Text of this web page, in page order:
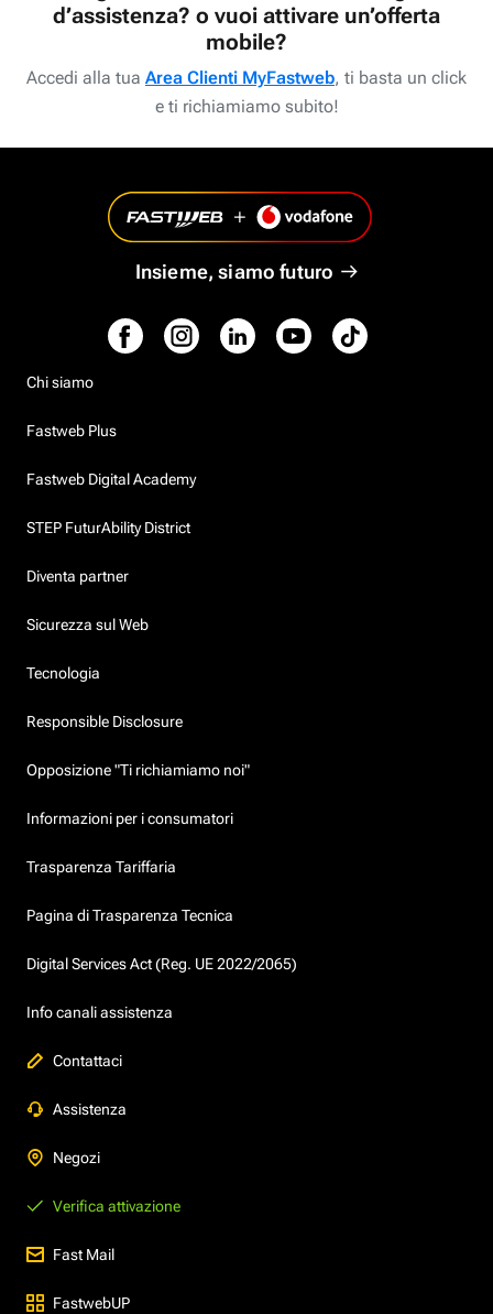
d’assistenza? o vuoi attivare un’offerta
mobile?
Accedi alla tua Area Clienti MyFastweb, ti basta un click
e ti richiamiamo subito!
Insieme, siamo futuro
Chi siamo
Fastweb Plus
Fastweb Digital Academy
STEP FuturAbility District
Diventa partner
Sicurezza sul Web
Tecnologia
Responsible Disclosure
Opposizione "Ti richiamiamo noi"
Informazioni per i consumatori
Trasparenza Tariffaria
Pagina di Trasparenza Tecnica
Digital Services Act (Reg. UE 2022/2065)
Info canali assistenza
Contattaci
Assistenza
Negozi
Verifica attivazione
Fast Mail
FastwebUP